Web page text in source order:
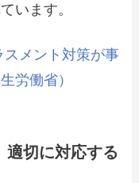
います。
メント対策が事
労働省）
適切に対応する